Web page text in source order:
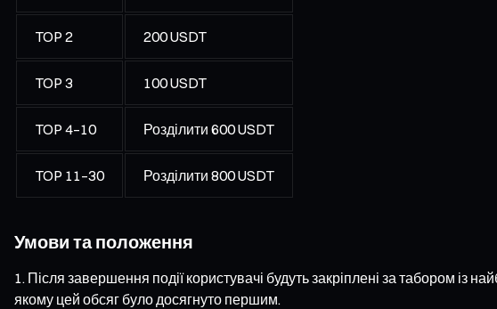
TOP 2 200 USDT
TOP 3 100 USDT
TOP 4–10 Розділити 600 USDT
TOP 11–30 Розділити 800 USDT
Умови та положення
Після завершення події користувачі будуть закріплені за табором із
якому цей обсяг було досягнуто першим.